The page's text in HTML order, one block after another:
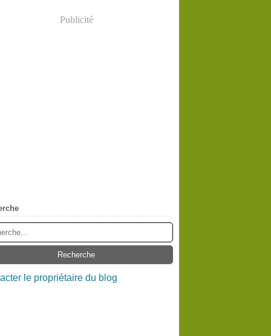
Publicité
le propriétaire du blog